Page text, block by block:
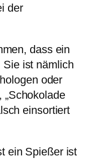
der
dass ein
Sie ist nämlich
oder
„Schokolade
einsortiert
ein Spießer ist